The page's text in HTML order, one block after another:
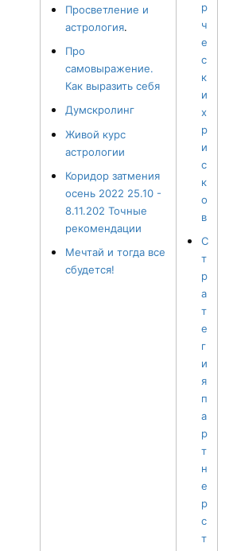
Просветление и
астрология.
Про
самовыражение.
Как выразить себя
Думскролинг
Живой курс
астрологии
Коридор затмения
осень 2022 25.10 -
8.11.202 Точные
рекомендации
Мечтай и тогда все
сбудется!
р
ч
е
с
к
и
х
р
и
с
к
о
в
С
т
р
а
т
е
г
и
я
п
а
р
т
н
е
р
с
т